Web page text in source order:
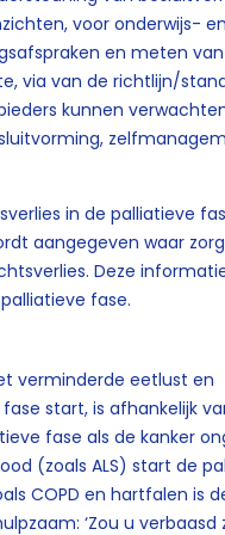
voor onderwijs- en
en meten
via van de richtlijn/
kunnen
in de palliatieve
aangegeven waar
Deze
fase.
verminderde eetlust en
start, is afhankelijk
fase als de kanker
(zoals ALS) start de
COPD en hartfalen is
‘Zou u verbaasd